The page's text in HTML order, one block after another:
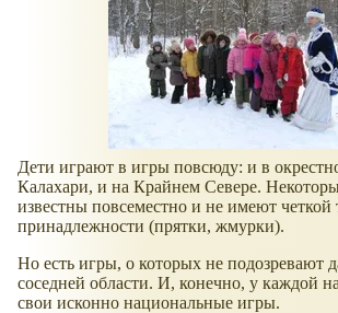
Дети играют в игры повсюду: и в
Калахари, и на Крайнем Севере.
известны повсеместно и не имеют четкой
принадлежности (прятки, жмурки).
Но есть игры, о которых не подозревают
соседней области. И, конечно, у каждой
свои исконно национальные игры.